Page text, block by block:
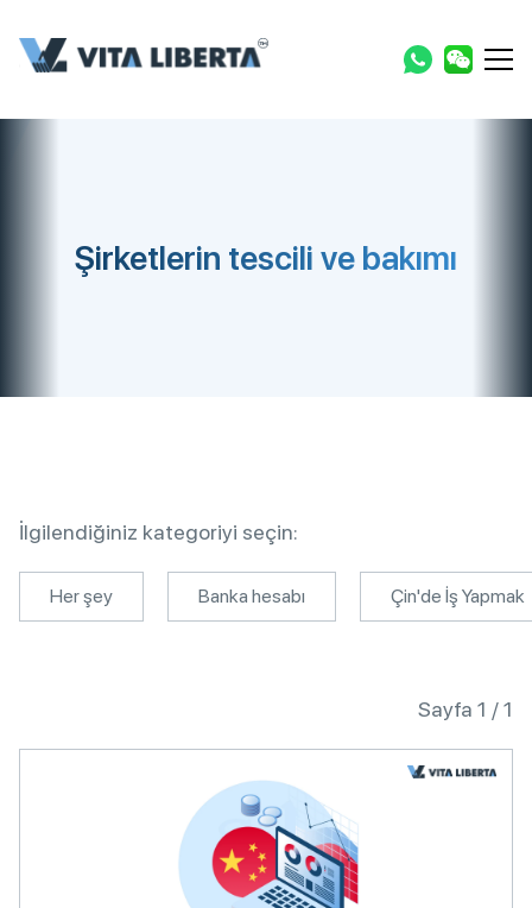
Şirketlerin tescili ve bakımı
İlgilendiğiniz kategoriyi seçin:
Her şey Banka hesabı Çin'de İş Yapmak
Sayfa 1 / 1